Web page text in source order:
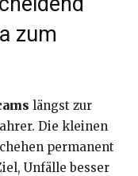
zum
längst zur
Die kleinen
permanent
Unfälle besser